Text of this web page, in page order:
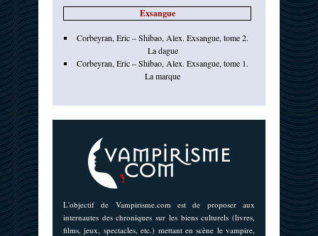
Exsangue
Corbeyran, Eric – Shibao, Alex. Exsangue, tome 2.
La dague
Corbeyran, Eric – Shibao, Alex. Exsangue, tome 1.
La marque
L'objectif de Vampirisme.com est de proposer aux
internautes des chroniques sur les biens culturels (livres,
films, jeux, spectacles, etc.) mettant en scène le vampire,